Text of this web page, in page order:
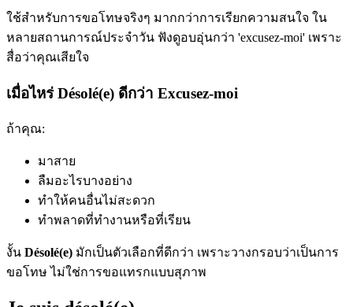
ใช้สำหรับการขอโทษจริงๆ มากกว่าการเรียกความสนใจ ใน
หลายสถานการณ์ประจำวัน ฟังดูอบอุ่นกว่า 'excusez-moi' เพราะ
สื่อว่าคุณเสียใจ
เมื่อไหร่ Désolé(e) ดีกว่า Excusez-moi
ถ้าคุณ:
มาสาย
ลืมอะไรบางอย่าง
ทำให้คนอื่นไม่สะดวก
ทำพลาดที่ทำงานหรือที่เรียน
งั้น Désolé(e) มักเป็นตัวเลือกที่ดีกว่า เพราะวางกรอบว่าเป็นการ
ขอโทษ ไม่ใช่การขอแทรกแบบสุภาพ